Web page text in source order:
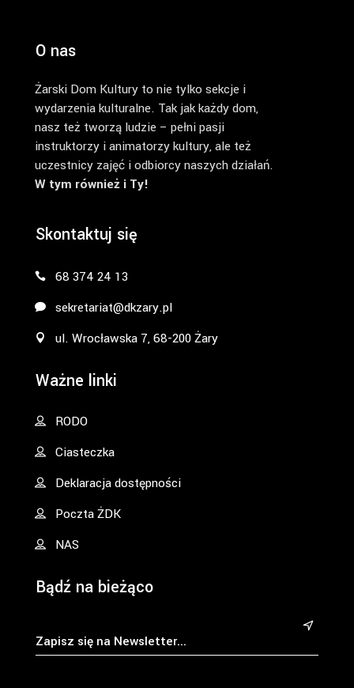
O nas
Żarski Dom Kultury to nie tylko sekcje i
wydarzenia kulturalne. Tak jak każdy dom,
nasz też tworzą ludzie – pełni pasji
instruktorzy i animatorzy kultury, ale też
uczestnicy zajęć i odbiorcy naszych działań.
W tym również i Ty!
Skontaktuj się
68 374 24 13
sekretariat@dkzary.pl
ul. Wrocławska 7, 68-200 Żary
Ważne linki
RODO
Ciasteczka
Deklaracja dostępności
Poczta ŻDK
NAS
Bądź na bieżąco
&